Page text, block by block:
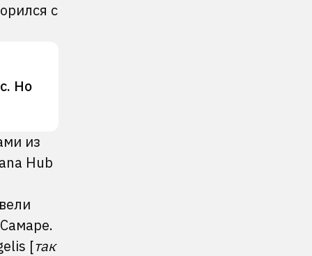
с
Но
из
Hub
[так